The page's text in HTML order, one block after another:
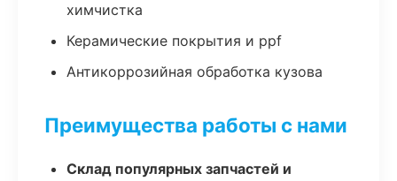
химчистка
Керамические покрытия и ppf
Антикоррозийная обработка кузова
Преимущества работы с нами
Склад популярных запчастей и